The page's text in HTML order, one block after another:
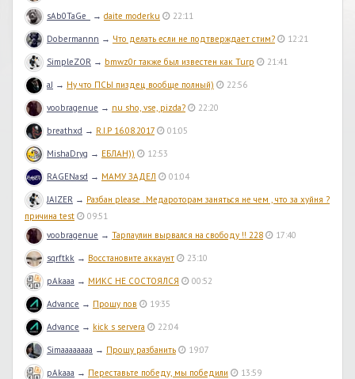
sAb0TaGe_ → daite moderku 22:11
Dobermannn → Что делать если не подтверждает стим? 12:21
SimpleZOR → bmwz0r также был известен как Turp 21:41
aJ → Ну что ПСЫ пиздец вообще полный) 22:56
voobragenue → nu sho, vse, pizda? 22:20
breathxd → R.I.P 16.08.2017 01:05
MishaDryg → ЕБЛАН)) 12:53
RAGENasd → МАМУ ЗАДЕЛ 01:04
JAIZER → Разбан please . Медароторам заняться не чем , что за хуйня ?
причина test
09:51
voobragenue → Тарпаулин вырвался на свободу !! 228 17:40
sqrftkk → Восстановите аккаунт 23:10
pAkaaa → МИКС НЕ СОСТОЯЛСЯ 00:52
Advance → Прошу пов 19:35
Advance → kick s servera 22:04
Simaaaaaaaa → Прошу разбанить 19:07
pAkaaa → Переставьте победу, мы победили 13:59